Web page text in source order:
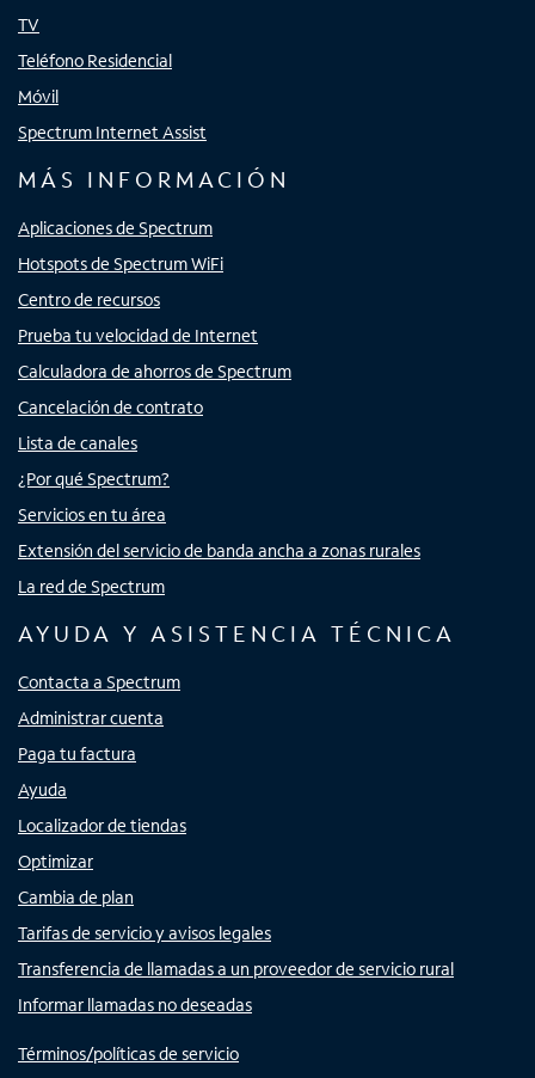
TV
Teléfono Residencial
Móvil
Spectrum Internet Assist
MÁS INFORMACIÓN
Aplicaciones de Spectrum
Hotspots de Spectrum WiFi
Centro de recursos
Prueba tu velocidad de Internet
Calculadora de ahorros de Spectrum
Cancelación de contrato
Lista de canales
¿Por qué Spectrum?
Servicios en tu área
Extensión del servicio de banda ancha a zonas rurales
La red de Spectrum
AYUDA Y ASISTENCIA TÉCNICA
Contacta a Spectrum
Administrar cuenta
Paga tu factura
Ayuda
Localizador de tiendas
Optimizar
Cambia de plan
Tarifas de servicio y avisos legales
Transferencia de llamadas a un proveedor de servicio rural
Informar llamadas no deseadas
Términos/políticas de servicio